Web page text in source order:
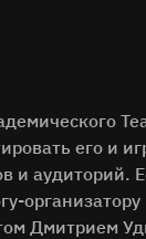
его и
и аудиторий.
организатору
Дмитрием